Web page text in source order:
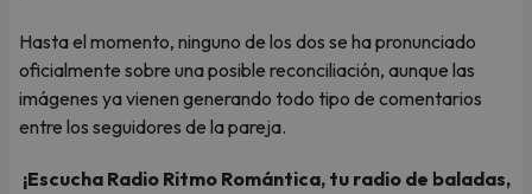
Hasta el momento, ninguno de los dos se ha pronunciado
oficialmente sobre una posible reconciliación, aunque las
imágenes ya vienen generando todo tipo de comentarios
entre los seguidores de la pareja.
¡Escucha Radio Ritmo Romántica, tu radio de baladas,